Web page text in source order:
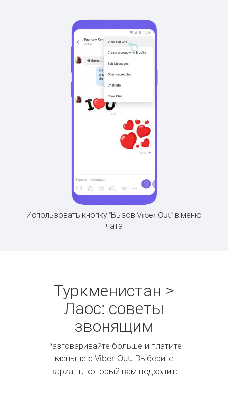
Использовать кнопку "Вызов Viber Out" в меню
чата
Туркменистан >
Лаос: советы
звонящим
Разговаривайте больше и платите
меньше с Viber Out. Выберите
вариант, который вам подходит: